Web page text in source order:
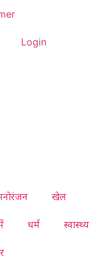
Login
खेल
धर्म स्वास्थ्य